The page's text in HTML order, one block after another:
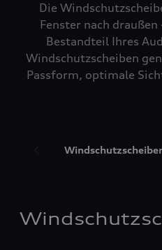
Die
Fenster nach
Bestandteil Ihres
Windschutzscheiben
Passform, optimale